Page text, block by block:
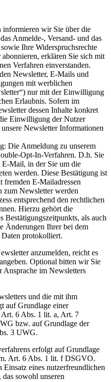
wir Sie über die
Anmelde-, Versand- und das
Ihre Widerspruchsrechte
erklären Sie sich mit
Verfahren einverstanden.
Newsletter, E-Mails und
mit werblichen
nur mit der Einwilligung
Erlaubnis. Sofern im
dessen Inhalte konkret
Einwilligung der Nutzer
Newsletter Informationen
Die Anmeldung zu unserem
Opt-In-Verfahren. D.h. Sie
E-Mail, in der Sie um die
werden. Diese Bestätigung ist
fremden E-Mailadressen
zum Newsletter werden
entsprechend den rechtlichen
Hierzu gehört die
Bestätigungszeitpunkts, als auch
Änderungen Ihrer bei dem
Daten protokolliert.
anzumelden, reicht es
Optional bitten wir Sie
Ansprache im Newsletters
und die mit ihm
auf Grundlage einer
6 Abs. 1 lit. a, Art. 7
bzw. auf Grundlage der
3 UWG.
erfolgt auf Grundlage
Art. 6 Abs. 1 lit. f DSGVO.
Einsatz eines nutzerfreundlichen
sowohl unseren